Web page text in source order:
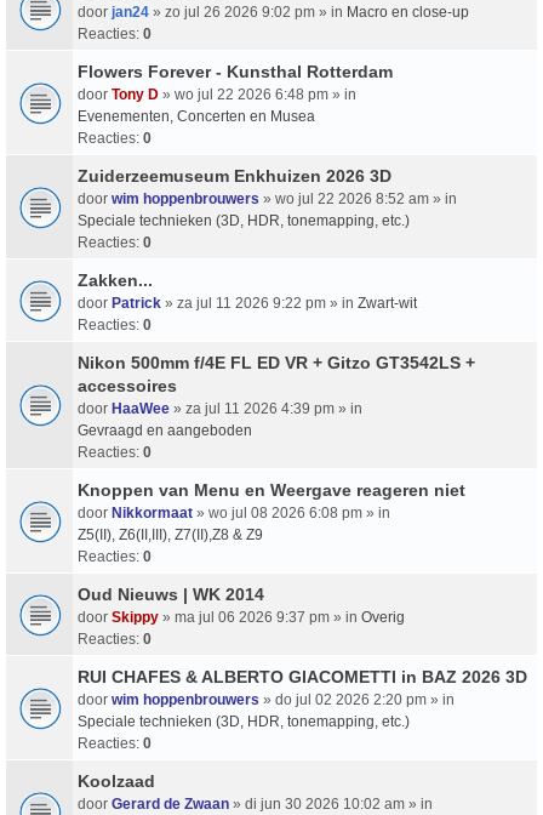
door jan24 » zo jul 26 2026 9:02 pm » in Macro en close-up
Reacties: 0
Flowers Forever - Kunsthal Rotterdam
door Tony D » wo jul 22 2026 6:48 pm » in
Evenementen, Concerten en Musea
Reacties: 0
Zuiderzeemuseum Enkhuizen 2026 3D
door wim hoppenbrouwers » wo jul 22 2026 8:52 am » in
Speciale technieken (3D, HDR, tonemapping, etc.)
Reacties: 0
Zakken...
door Patrick » za jul 11 2026 9:22 pm » in Zwart-wit
Reacties: 0
Nikon 500mm f/4E FL ED VR + Gitzo GT3542LS +
accessoires
door HaaWee » za jul 11 2026 4:39 pm » in
Gevraagd en aangeboden
Reacties: 0
Knoppen van Menu en Weergave reageren niet
door Nikkormaat » wo jul 08 2026 6:08 pm » in
Z5(II), Z6(II,III), Z7(II),Z8 & Z9
Reacties: 0
Oud Nieuws | WK 2014
door Skippy » ma jul 06 2026 9:37 pm » in Overig
Reacties: 0
RUI CHAFES & ALBERTO GIACOMETTI in BAZ 2026 3D
door wim hoppenbrouwers » do jul 02 2026 2:20 pm » in
Speciale technieken (3D, HDR, tonemapping, etc.)
Reacties: 0
Koolzaad
door Gerard de Zwaan » di jun 30 2026 10:02 am » in